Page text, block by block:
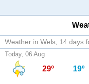
Weather in Wels 14 days
Today, 06 Aug
29º 19º